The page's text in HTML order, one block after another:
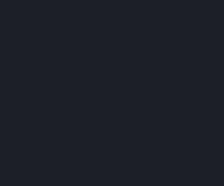
ağrıya, bel ve bacak
kabızlık gibi semptomlara
miyomlar genellikle belirti